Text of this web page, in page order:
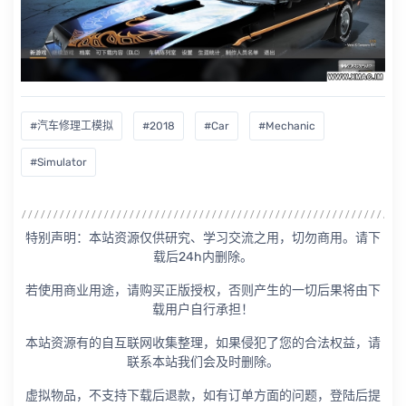
#汽车修理工模拟 #2018 #Car #Mechanic
#Simulator
特别声明：本站资源仅供研究、学习交流之用，切勿商用。请下
载后24h内删除。
若使用商业用途，请购买正版授权，否则产生的一切后果将由下
载用户自行承担！
本站资源有的自互联网收集整理，如果侵犯了您的合法权益，请
联系本站我们会及时删除。
虚拟物品，不支持下载后退款，如有订单方面的问题，登陆后提